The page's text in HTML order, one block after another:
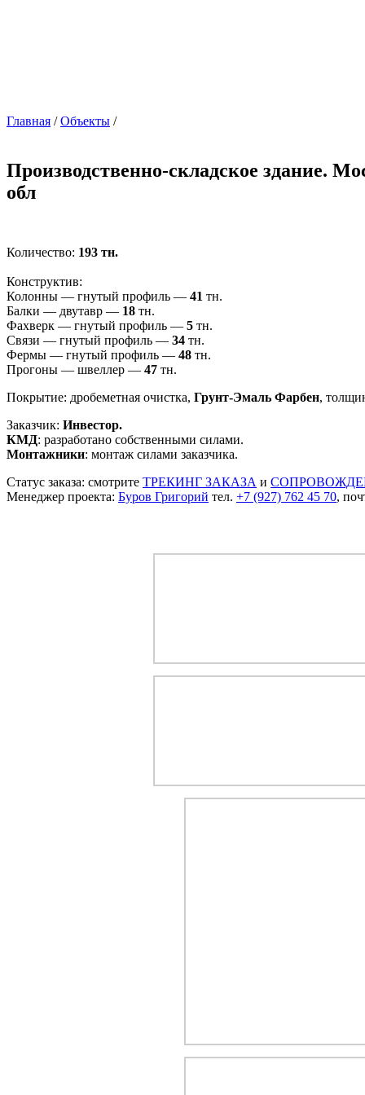
Главная /Объекты /
Производственно-складское здание.
обл
Количество: 193 тн.
Конструктив:
Колонны — гнутый профиль — 41 тн.
Балки — двутавр — 18 тн.
Фахверк — гнутый профиль — 5 тн.
Связи — гнутый профиль — 34 тн.
Фермы — гнутый профиль — 48 тн.
Прогоны — швеллер — 47 тн.
Покрытие: дробеметная очистка, Грунт-Эмаль Фарбен,
Заказчик: Инвестор.
КМД: разработано собственными силами.
Монтажники: монтаж силами заказчика.
Статус заказа: смотрите ТРЕКИНГ ЗАКАЗА и
Менеджер проекта: Буров Григорий тел. +7 (927) 762 45 70,